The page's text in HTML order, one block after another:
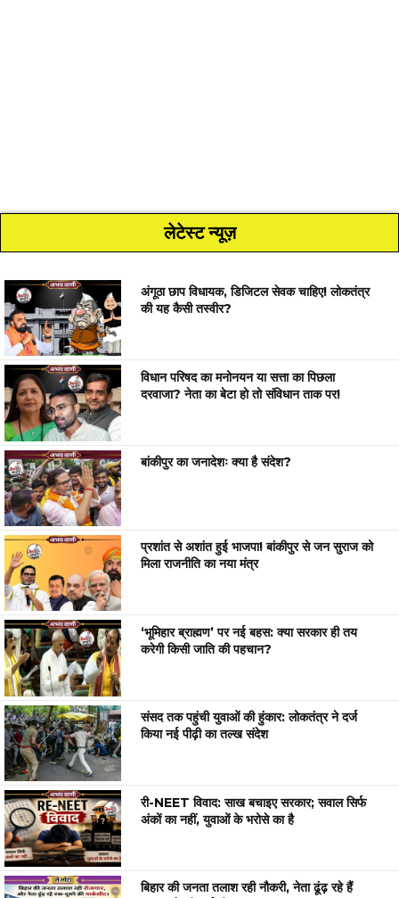
लेटेस्ट न्यूज़
अंगूठा छाप विधायक, डिजिटल सेवक चाहिए! लोकतंत्र
की यह कैसी तस्वीर?
विधान परिषद का मनोनयन या सत्ता का पिछला
दरवाजा? नेता का बेटा हो तो संविधान ताक पर!
बांकीपुर का जनादेशः क्या है संदेश?
प्रशांत से अशांत हुई भाजपा! बांकीपुर से जन सुराज को
मिला राजनीति का नया मंत्र
‘भूमिहार ब्राह्मण’ पर नई बहस: क्या सरकार ही तय
करेगी किसी जाति की पहचान?
संसद तक पहुंची युवाओं की हुंकार: लोकतंत्र ने दर्ज
किया नई पीढ़ी का तल्ख संदेश
री-NEET विवाद: साख बचाइए सरकार; सवाल सिर्फ
अंकों का नहीं, युवाओं के भरोसे का है
बिहार की जनता तलाश रही नौकरी, नेता ढूंढ़ रहे हैं